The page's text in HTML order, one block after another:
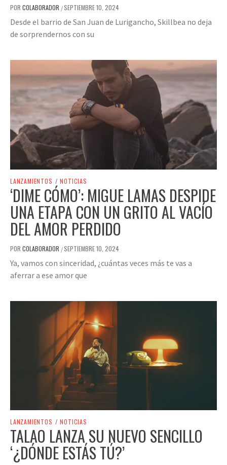
POR COLABORADOR /SEPTIEMBRE 10, 2024
Desde el barrio de San Juan de Lurigancho, Skillbea no deja
de sorprendernos con su
LANZAMIENTOS / NOTICIAS
‘DIME CÓMO’: MIGUE LAMAS DESPIDE
UNA ETAPA CON UN GRITO AL VACÍO
DEL AMOR PERDIDO
POR COLABORADOR /SEPTIEMBRE 10, 2024
Ya, vamos con sinceridad, ¿cuántas veces más te vas a
aferrar a ese amor que
LANZAMIENTOS / NOTICIAS
TALAO LANZA SU NUEVO SENCILLO
‘¿DÓNDE ESTÁS TÚ?’